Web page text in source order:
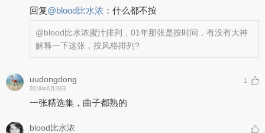
回复@blood比水浓 ： 什么都不按
@blood比水浓蜜汁排列，01年那张是按时间，有没有大神
解释一下这张，按风格排列?
uudongdong
2018年6月28日
1
一张精选集，曲子都熟的
blood比水浓